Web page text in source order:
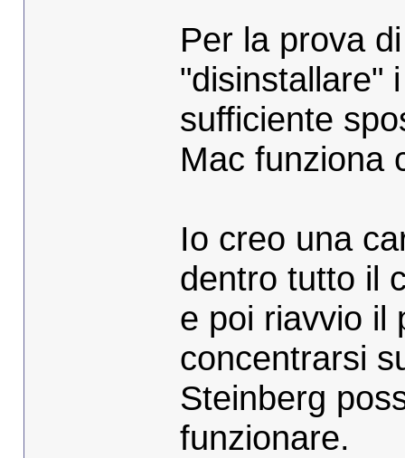
Per la prova
"disinstallare"
sufficiente
Mac funziona
Io creo una
dentro tutto il
e poi riavvio il
concentrarsi
Steinberg
funzionare.